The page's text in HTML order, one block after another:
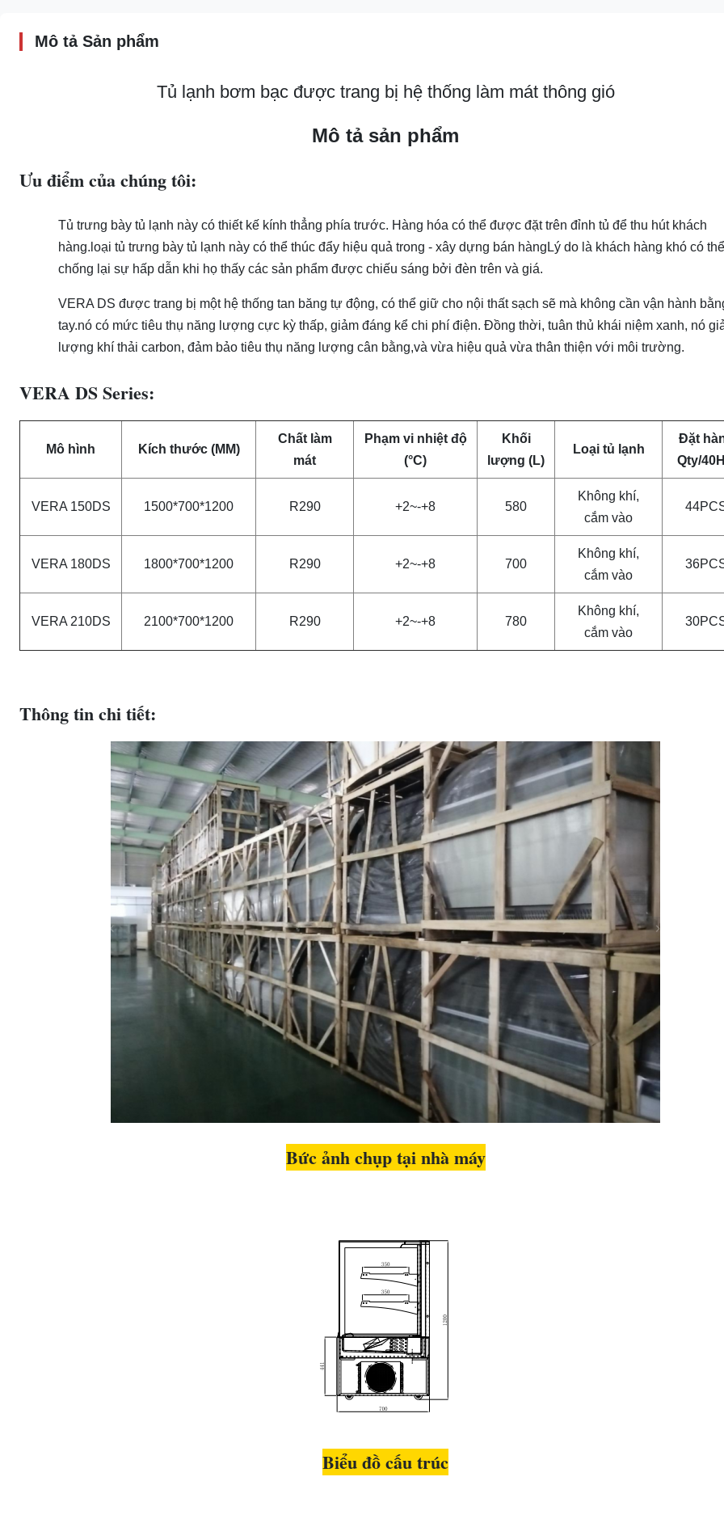
Mô tả Sản phẩm
Tủ lạnh bơm bạc được trang bị hệ thống làm mát thông gió
Mô tả sản phẩm
Ưu điểm của chúng tôi:
Tủ trưng bày tủ lạnh này có thiết kế kính thẳng phía trước. Hàng hóa có thể được đặt trên đỉnh tủ để thu hút khách
hàng.loại tủ trưng bày tủ lạnh này có thể thúc đẩy hiệu quả trong - xây dựng bán hàngLý do là khách hàng khó có thể
chống lại sự hấp dẫn khi họ thấy các sản phẩm được chiếu sáng bởi đèn trên và giá.
VERA DS được trang bị một hệ thống tan băng tự động, có thể giữ cho nội thất sạch sẽ mà không cần vận hành
tay.nó có mức tiêu thụ năng lượng cực kỳ thấp, giảm đáng kể chi phí điện. Đồng thời, tuân thủ khái niệm xanh, nó
lượng khí thải carbon, đảm bảo tiêu thụ năng lượng cân bằng,và vừa hiệu quả vừa thân thiện với môi trường.
VERA DS Series:
Mô hình Kích thước (MM)
Chất làm
mát
Phạm vi nhiệt độ
(°C)
Khối
lượng (L)
Loại tủ lạnh
Đặt
Qty/
VERA 150DS 1500*700*1200 R290 +2~-+8 580
Không khí,
cắm vào
VERA 180DS 1800*700*1200 R290 +2~-+8 700
Không khí,
cắm vào
VERA 210DS 2100*700*1200 R290 +2~-+8 780
Không khí,
cắm vào
Thông tin chi tiết:
Bức ảnh chụp tại nhà máy
Biểu đồ cấu trúc